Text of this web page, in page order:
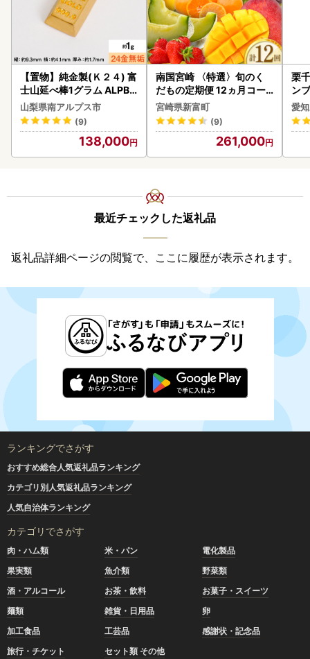
【置物】純金製(Ｋ２４) 富
士山延べ棒1グラム ALPBK
180
山梨県南アルプス市
(9)
138,000
南国宮崎 〈特選〉旬のく
だもの定期便 12ヵ月コー
ス【F84-25】
宮崎県新富町
(9)
261,000
栗
ン
デ
愛
最近チェックした返礼品
返礼品詳細ページの閲覧で、ここに履歴が表示されます。
ランキングでさがす
おすすめ総合人気返礼品ランキング
カテゴリ別人気返礼品ランキング
人気自治体ランキング
カテゴリでさがす
肉・ハム類 米・パン
電化製品
果実類
魚介類
野菜類
酒・アルコール
お茶・飲料
お菓子・スイーツ
麺類
雑貨・日用品
卵
加工食品
工芸品
感謝状・記念品
旅行・チケット
セット類 その他